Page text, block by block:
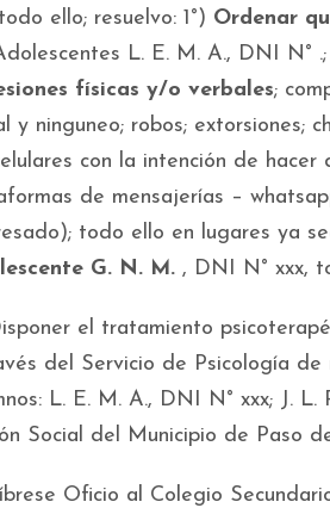
ello; resuelvo: 1°) Ordenar
L. E. M. A., DNI N°
físicas y/o verbales;
y ninguneo; robos; extorsiones;
con la intención de
de mensajerías –
todo ello en lugares ya
G. N. M. , DNI N° xxx,
el tratamiento
del Servicio de Psicología
L. E. M. A., DNI N° xxx; J.
Social del Municipio de Paso
Oficio al Colegio